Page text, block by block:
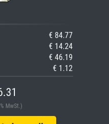
€ 84.77
€ 14.24
€ 46.19
€ 1.12
MwSt.)